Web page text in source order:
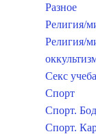
Разное
Религия/
Религия/
Секс учеба
Спорт
Спорт.
Спорт.